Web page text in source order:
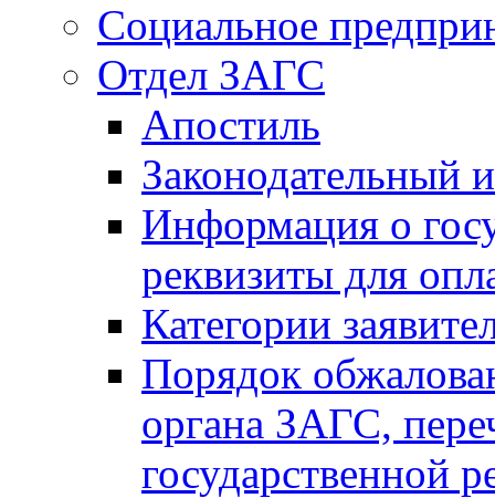
Социальное
Отдел ЗАГС
Апостиль
Законодательный
Информация о
реквизиты для
Категории
Порядок
органа ЗАГС,
государственной